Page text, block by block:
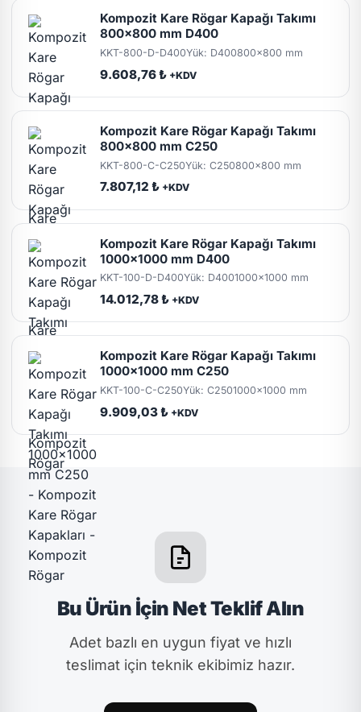
Kompozit Kare Rögar Kapağı Takımı
800x800 mm D400
KKT-800-D-D400Yük: D400800x800 mm
9.608,76 ₺ +KDV
Kompozit Kare Rögar Kapağı Takımı
800x800 mm C250
KKT-800-C-C250Yük: C250800x800 mm
7.807,12 ₺ +KDV
Kompozit Kare Rögar Kapağı Takımı
1000x1000 mm D400
KKT-100-D-D400Yük: D4001000x1000 mm
14.012,78 ₺ +KDV
Kompozit Kare Rögar Kapağı Takımı
1000x1000 mm C250
KKT-100-C-C250Yük: C2501000x1000 mm
9.909,03 ₺ +KDV
Bu Ürün İçin Net Teklif Alın
Adet bazlı en uygun fiyat ve hızlı
teslimat için teknik ekibimiz hazır.